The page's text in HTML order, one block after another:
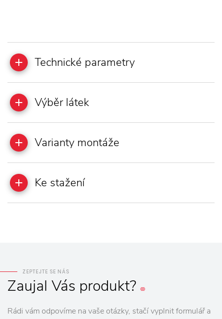
Technické parametry
Výběr látek
Varianty montáže
Ke stažení
ZEPTEJTE SE NÁS
Zaujal Vás produkt?
Rádi vám odpovíme na vaše otázky, stačí vyplnit formulář a